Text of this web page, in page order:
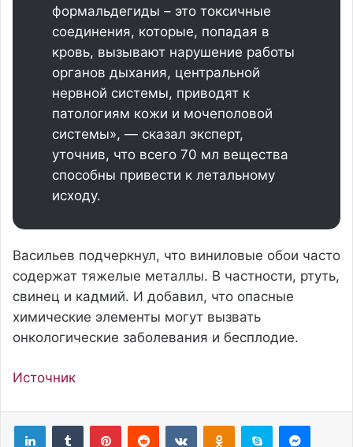
формальдегиды – это токсичные
соединения, которые, попадая в
кровь, вызывают нарушение работы
органов дыхания, центральной
нервной системы, приводят к
патологиям кожи и мочеполовой
системы», — сказал эксперт,
уточнив, что всего 70 мл вещества
способны привести к летальному
исходу.
Васильев подчеркнул, что виниловые обои часто
содержат тяжелые металлы. В частности, ртуть,
свинец и кадмий. И добавил, что опасные
химические элементы могут вызвать
онкологические заболевания и бесплодие.
Источник